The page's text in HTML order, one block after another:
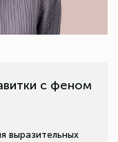
с феном
выразительных